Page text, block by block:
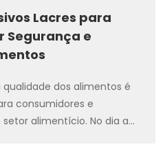
Lacres para
Segurança e
dos alimentos é
consumidores e
alimentício. No dia a